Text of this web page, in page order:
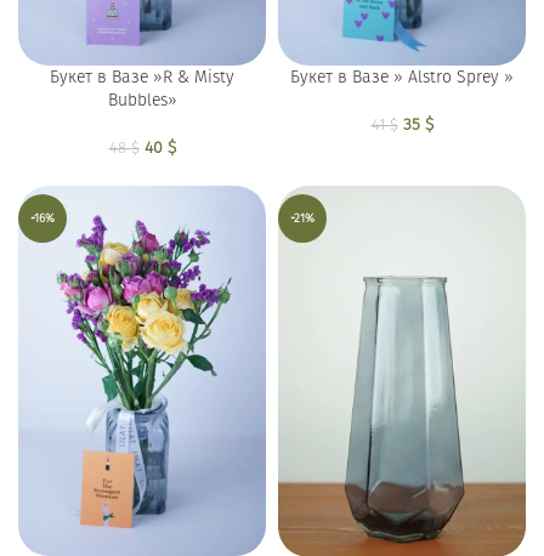
Букет в Вазе »R & Misty
Bubbles»
48$ Первоначальная
40 $
Букет в Вазе » Alstro Sprey »
41$ Первоначальная
35 $
-16% -21%